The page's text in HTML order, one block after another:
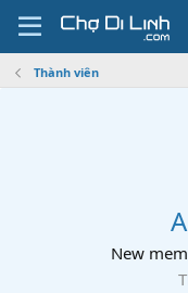
Thành viên
New